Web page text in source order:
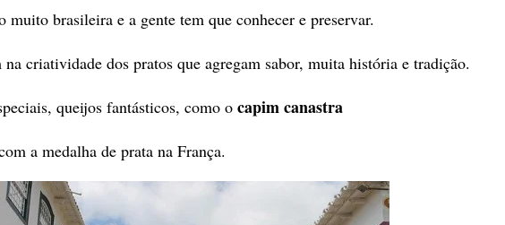
brasileira e a gente tem que conhecer e preservar.
criatividade dos pratos que agregam sabor, muita história e tradição.
queijos fantásticos, como o capim canastra
a medalha de prata na França.